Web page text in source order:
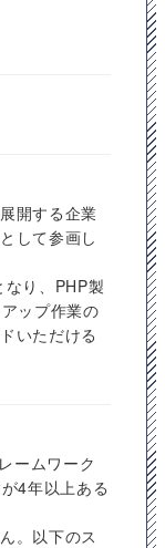
開する企業
して参画し
り、PHP製
ップ作業の
いただける
ームワーク
4年以上ある
。以下のス